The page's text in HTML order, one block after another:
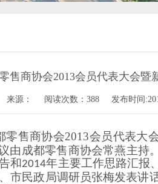
售商协会2013会员代表大会暨
来源： 阅读次数： 388 发布时间:
零售商协会2013会员代表大
由成都零售商协会常燕主持
和2014年主要工作思路汇报
市民政局调研员张梅发表讲